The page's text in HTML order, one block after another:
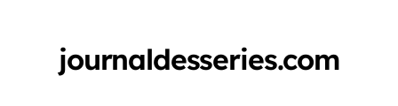
journaldesseries.com